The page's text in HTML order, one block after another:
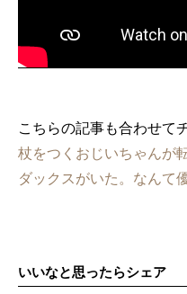
こちらの記事も合わせて
杖をつくおじいちゃんが
ダックスがいた。なんて
いいなと思ったらシェア